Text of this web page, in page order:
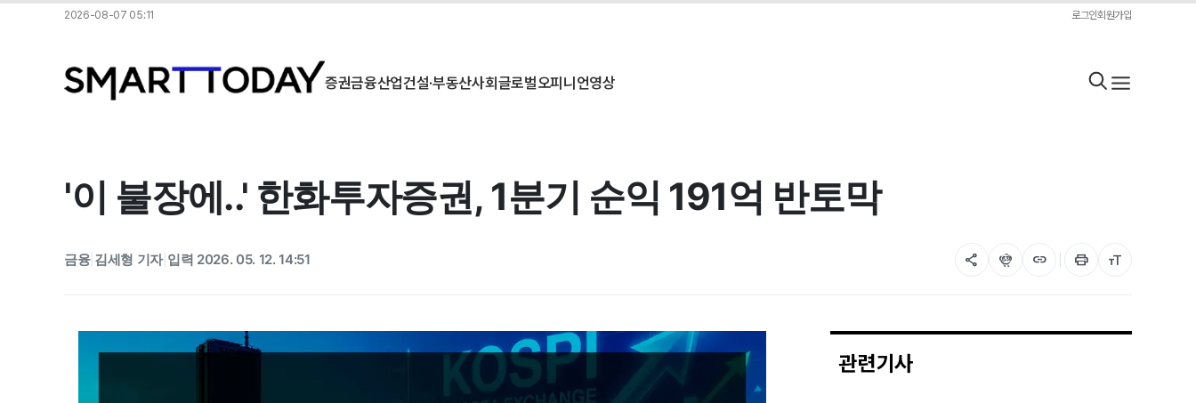
2026-08-07 05:11 로그인회원가입
증권금융산업건설·부동산사회글로벌오피니언영상
'이 불장에..' 한화투자증권, 1분기 순익 191억 반토막
금융| 김세형 기자| 입력 2026. 05. 12. 14:51 share flutter_dash link print format_size
관련기사